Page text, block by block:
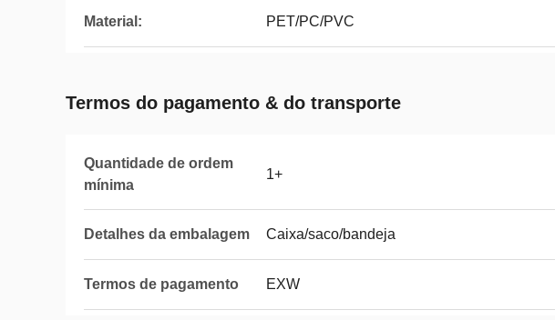
Material: PET/PC/PVC
Termos do pagamento & do transporte
Quantidade de ordem
mínima
1+
Detalhes da embalagem Caixa/saco/bandeja
Termos de pagamento EXW